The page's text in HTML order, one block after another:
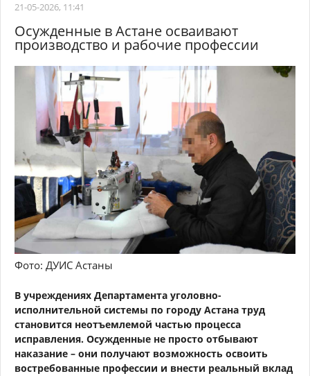
21-05-2026, 11:41
Осужденные в Астане осваивают
производство и рабочие профессии
Фото: ДУИС Астаны
В учреждениях Департамента уголовно-
исполнительной системы по городу Астана труд
становится неотъемлемой частью процесса
исправления. Осужденные не просто отбывают
наказание – они получают возможность освоить
востребованные профессии и внести реальный вклад